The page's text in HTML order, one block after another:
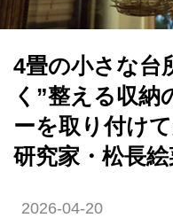
4畳の小さな台
く”整える収納
ーを取り付け
研究家・松長
2026-04-20